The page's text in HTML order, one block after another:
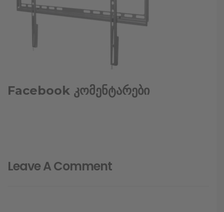
Facebook კომენტარები
Leave A Comment